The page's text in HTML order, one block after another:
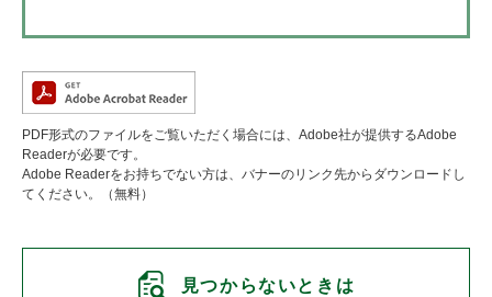
PDF形式のファイルをご覧いただく場合には、Adobe社が提供するAdobe
Readerが必要です。
Adobe Readerをお持ちでない方は、バナーのリンク先からダウンロードし
てください。（無料）
見つからないときは